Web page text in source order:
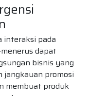
interaksi pada
dapat
bisnis yang
jangkauan promosi
membuat produk